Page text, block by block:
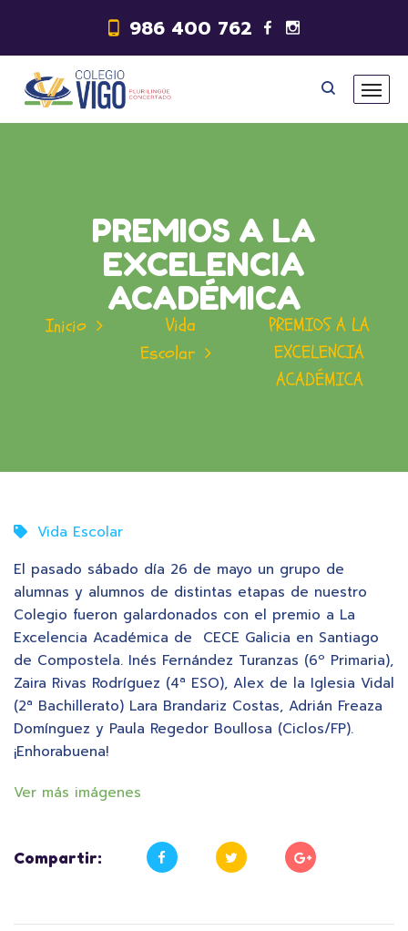
986 400 762
PREMIOS A LA
EXCELENCIA
ACADÉMICA
Inicio
Vida
Escolar
PREMIOS A LA
EXCELENCIA
ACADÉMICA
Vida Escolar
El pasado sábado día 26 de mayo un grupo de
alumnas y alumnos de distintas etapas de nuestro
Colegio fueron galardonados con el premio a La
Excelencia Académica de CECE Galicia en Santiago
de Compostela. Inés Fernández Turanzas (6º Primaria),
Zaira Rivas Rodríguez (4ª ESO), Alex de la Iglesia Vidal
(2ª Bachillerato) Lara Brandariz Costas, Adrián Freaza
Domínguez y Paula Regedor Boullosa (Ciclos/FP).
¡Enhorabuena!
Ver más imágenes
Compartir: